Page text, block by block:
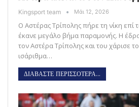
Kingsport team Μάι 12, 2026
Ο Αστέρας Τρίπολης πήρε τη νίκη επί
έκανε μεγάλο βήμα παραμονής. Η
τον Αστέρα Τρίπολης και του χάρισε
ισάριθμα…
ΔΙΑΒΑΣΤΕ ΠΕΡΙΣΣΟΤΕΡΑ...